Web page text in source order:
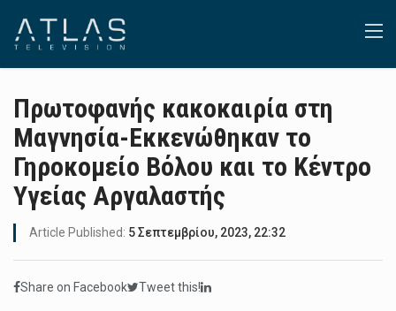
Πρωτοφανής κακοκαιρία στη
Μαγνησία-Εκκενώθηκαν το
Γηροκομείο Βόλου και το Κέντρο
Υγείας Αργαλαστής
Article Published: 5 Σεπτεμβρίου, 2023, 22:32
Share on Facebook Tweet this!